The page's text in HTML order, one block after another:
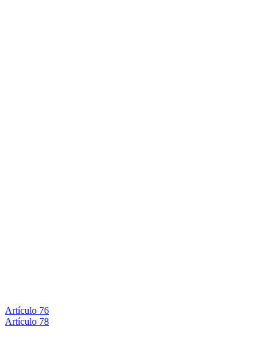
Artículo 76
Artículo 78